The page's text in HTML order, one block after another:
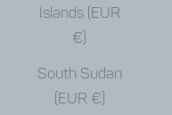
Islands (EUR
€)
South Sudan
(EUR €)